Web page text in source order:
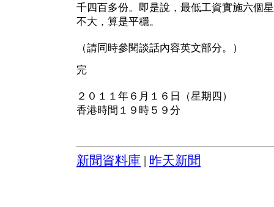
千四百多份。即是說，最低工資實施六個
不大，算是平穩。
（請同時參閱談話內容英文部分。）
完
２０１１年６月１６日（星期四）
香港時間１９時５９分
新聞資料庫 昨天新聞